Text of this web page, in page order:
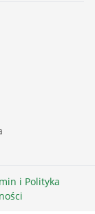
i Polityka